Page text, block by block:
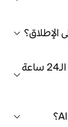
ما هو حجم تداول Alpha Quark Token على مدار الـ24 ساعة